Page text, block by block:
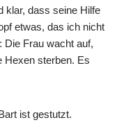
klar, dass seine Hilfe
etwas, das ich nicht
Die Frau wacht auf,
Hexen sterben. Es
ist gestutzt.